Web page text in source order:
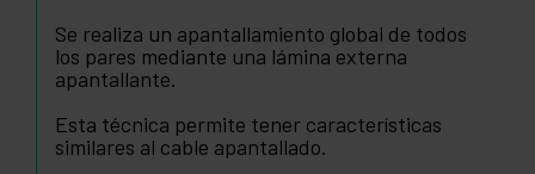
Se realiza un apantallamiento global de todos
los pares mediante una lámina externa
apantallante.
Esta técnica permite tener características
similares al cable apantallado.